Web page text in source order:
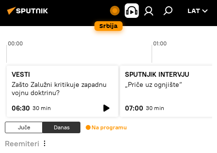
Srbija
LAT
00:00 01:00
VESTI
Zašto Zalužni kritikuje zapadnu
vojnu doktrinu?
06:30 30 min
SPUTNJIK INTERVJU
„Priče uz ognjište“
07:00 30 min
Juče Danas Na programu
Reemiteri